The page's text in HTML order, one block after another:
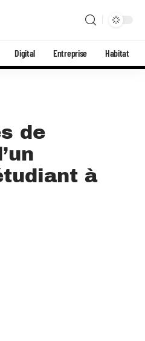
Digital Entreprise Habitat
de
à